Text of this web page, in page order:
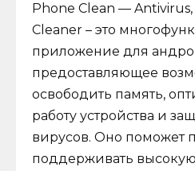
Phone Clean —
Cleaner – это
приложение для
предоставляющее
освободить память,
работу устройства и
вирусов. Оно поможет
поддерживать высокую